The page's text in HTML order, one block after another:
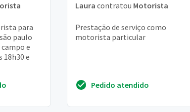
para
paulo
e
18h30 e
Laura contratou Motorista
Prestação de serviço como
motorista particular
Pedido atendido